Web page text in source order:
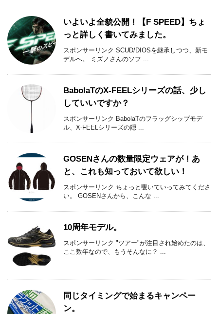
いよいよ全貌公開！【F SPEED】ちょ
っと詳しく書いてみました。
スポンサーリンク SCUD/DIOSを継承しつつ、新モ
デルへ。 ミズノさんのソフ ...
BabolaTのX-FEELシリーズの話、少し
していいですか？
スポンサーリンク BabolaTのフラッグシップモデ
ル、X-FEELシリーズの隠 ...
GOSENさんの数量限定ウェアが！あ
と、これも知っておいて欲しい！
スポンサーリンク ちょっと覗いていってみてくださ
い。 GOSENさんから、こんな ...
10周年モデル。
スポンサーリンク "ツアー"が注目され始めたのは、
ここ数年なので、もうそんなに？ ...
同じタイミングで始まるキャンペー
ン。